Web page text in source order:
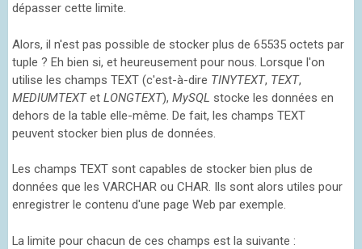
dépasser cette limite.
Alors, il n'est pas possible de stocker plus de 65535 octets par
tuple ? Eh bien si, et heureusement pour nous. Lorsque l'on
utilise les champs TEXT (c'est-à-dire TINYTEXT, TEXT,
MEDIUMTEXTet LONGTEXT), MySQL stocke les données en
dehors de la table elle-même. De fait, les champs TEXT
peuvent stocker bien plus de données.
Les champs TEXT sont capables de stocker bien plus de
données que les VARCHAR ou CHAR. Ils sont alors utiles pour
enregistrer le contenu d'une page Web par exemple.
La limite pour chacun de ces champs est la suivante :